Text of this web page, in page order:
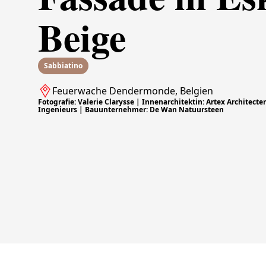
Beige
Sabbiatino
Feuerwache Dendermonde, Belgien
Fotografie: Valerie Clarysse | Innenarchitektin: Artex
Ingenieurs | Bauunternehmer: De Wan Natuursteen